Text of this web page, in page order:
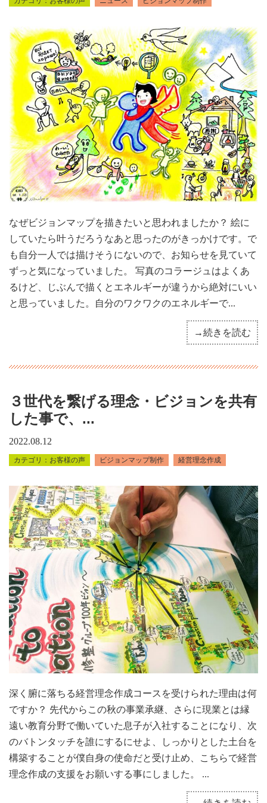
なぜビジョンマップを描きたいと思われましたか？ 絵に
していたら叶うだろうなあと思ったのがきっかけです。で
も自分一人では描けそうにないので、お知らせを見ていて
ずっと気になっていました。 写真のコラージュはよくあ
るけど、じぶんで描くとエネルギーが違うから絶対にいい
と思っていました。自分のワクワクのエネルギーで...
→続きを読む
３世代を繋げる理念・ビジョンを共有
した事で、...
2022.08.12
お客様の声 ビジョンマップ制作 経営理念作成
深く腑に落ちる経営理念作成コースを受けられた理由は何
ですか？ 先代からこの秋の事業承継、さらに現業とは縁
遠い教育分野で働いていた息子が入社することになり、次
のバトンタッチを誰にするにせよ、しっかりとした土台を
構築することが僕自身の使命だと受け止め、こちらで経営
理念作成の支援をお願いする事にしました。 ...